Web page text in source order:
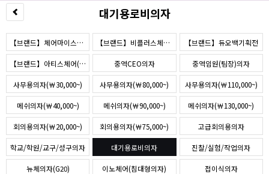
대기용로비의자
【브랜드】체어마이스터(해외수출) 【브랜드】비플러스체어(b+) 【브랜드】듀오백기획전
【브랜드】아티스체어(JC) 중역CEO의자 중역임원(팀장)의자
사무용의자(￦30,000~) 사무용의자(￦80,000~) 사무용의자(￦110,000~)
메쉬의자(￦40,000~) 메쉬의자(￦90,000~) 메쉬의자(￦130,000~)
회의용의자(￦20,000~) 회의용의자(￦75,000~) 고급회의용의자
학교/학원/교구/성구의자 대기용로비의자 진찰/실험/작업의자
뉴체의자(G20) 이노체어(침대형의자) 접이식의자